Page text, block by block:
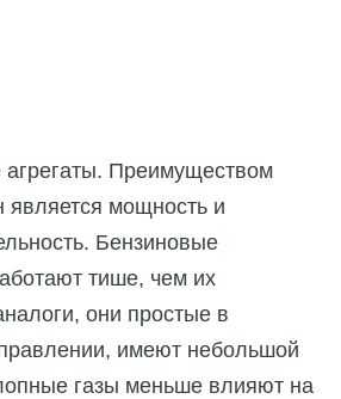
Преимуществом
является мощность и
Бензиновые
тише, чем их
они простые в
имеют небольшой
газы меньше влияют на